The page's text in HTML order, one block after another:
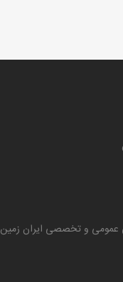
عمومی و تخصصی ایران زمین